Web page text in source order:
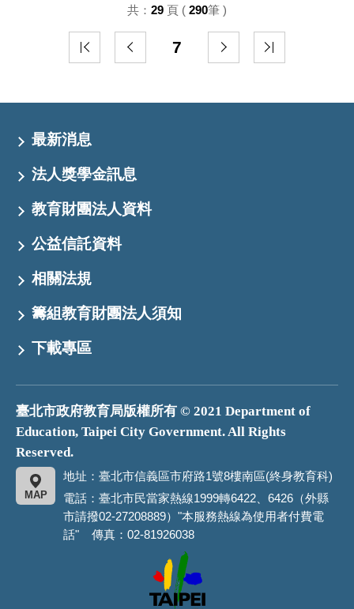
7
共： 29 頁 ( 290筆 )
最新消息
法人獎學金訊息
教育財團法人資料
公益信託資料
相關法規
籌組教育財團法人須知
下載專區
臺北市政府教育局版權所有 © 2021 Department of
Education, Taipei City Government. All Rights
Reserved.
地址：臺北市信義區市府路1號8樓南區(終身教育科)
MAP
電話：臺北市民當家熱線1999轉6422、6426（外縣
市請撥02-27208889）"本服務熱線為使用者付費電
話" 傳真：02-81926038
市
政